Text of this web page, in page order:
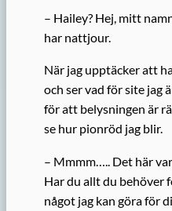
– Hailey? Hej, mitt
har nattjour.
När jag upptäcker att
och ser vad för site jag
för att belysningen är
se hur pionröd jag blir.
– Mmmm….. Det här
Har du allt du behöver
något jag kan göra för